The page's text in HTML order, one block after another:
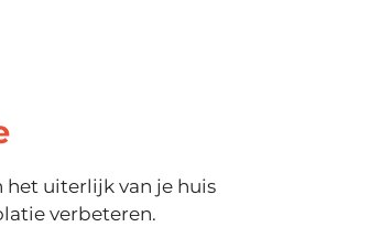
het uiterlijk van je huis
verbeteren.